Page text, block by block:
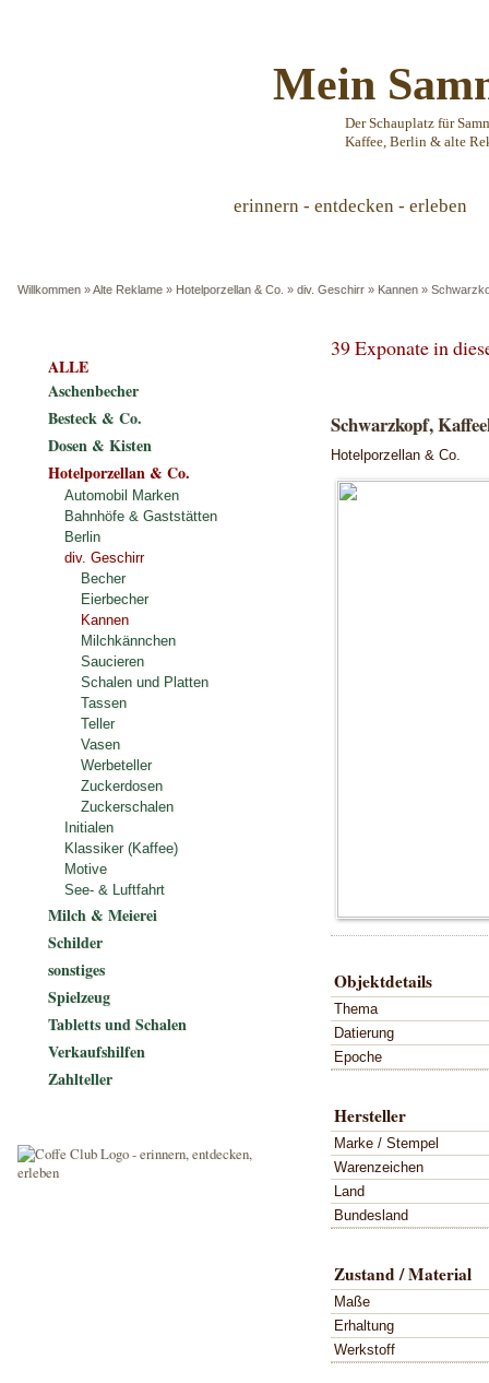
Mein
Der Schauplatz für
Kaffee, Berlin & alte
erinnern - entdecken - erleben
Willkommen »Alte Reklame » Hotelporzellan & Co. » div. Geschirr » Kannen »
39 Exponate in
Schwarzkopf,
Hotelporzellan & Co.
Objektdetails
Thema
Datierung
Epoche
Hersteller
Marke / Stempel
Warenzeichen
Land
Bundesland
Zustand / Material
Maße
Erhaltung
Werkstoff
ALLE
Aschenbecher
Besteck & Co.
Dosen & Kisten
Hotelporzellan & Co.
Automobil Marken
Bahnhöfe & Gaststätten
Berlin
div. Geschirr
Becher
Eierbecher
Kannen
Milchkännchen
Saucieren
Schalen und Platten
Tassen
Teller
Vasen
Werbeteller
Zuckerdosen
Zuckerschalen
Initialen
Klassiker (Kaffee)
Motive
See- & Luftfahrt
Milch & Meierei
Schilder
sonstiges
Spielzeug
Tabletts und Schalen
Verkaufshilfen
Zahlteller